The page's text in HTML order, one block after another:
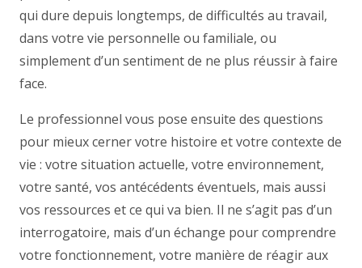
qui dure depuis longtemps, de difficultés au travail,
dans votre vie personnelle ou familiale, ou
simplement d’un sentiment de ne plus réussir à faire
face.
Le professionnel vous pose ensuite des questions
pour mieux cerner votre histoire et votre contexte de
vie : votre situation actuelle, votre environnement,
votre santé, vos antécédents éventuels, mais aussi
vos ressources et ce qui va bien. Il ne s’agit pas d’un
interrogatoire, mais d’un échange pour comprendre
votre fonctionnement, votre manière de réagir aux